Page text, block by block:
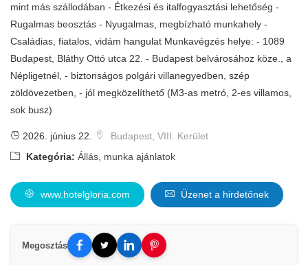
mint más szállodában - Étkezési és italfogyasztási lehetőség -
Rugalmas beosztás - Nyugalmas, megbízható munkahely -
Családias, fiatalos, vidám hangulat Munkavégzés helye: - 1089
Budapest, Bláthy Ottó utca 22. - Budapest belvárosához köze., a
Népligetnél, - biztonságos polgári villanegyedben, szép
zöldövezetben, - jól megközelíthető (M3-as metró, 2-es villamos,
sok busz)
2026. június 22.
Budapest, VIII. Kerület
Kategória: Állás, munka ajánlatok
www.hotelgloria.com Üzenet a hirdetőnek
Megosztás